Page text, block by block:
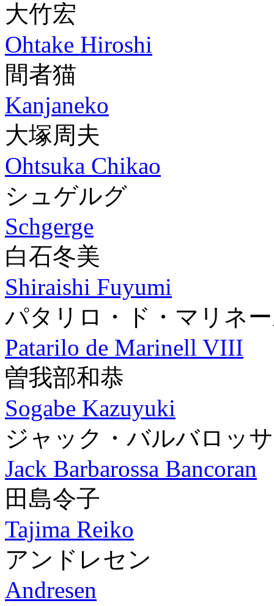
大竹宏
Ohtake Hiroshi
間者猫
Kanjaneko
大塚周夫
Ohtsuka Chikao
シュゲルグ
Schgerge
白石冬美
Shiraishi Fuyumi
パタリロ・ド・マリネ
Patarilo de Marinell VIII
曽我部和恭
Sogabe Kazuyuki
ジャック・バルバロッ
Jack Barbarossa Bancoran
田島令子
Tajima Reiko
アンドレセン
Andresen